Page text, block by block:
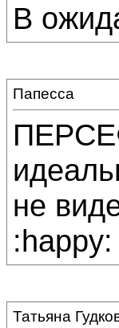
В
Папесса
не
:happy:
Татьяна